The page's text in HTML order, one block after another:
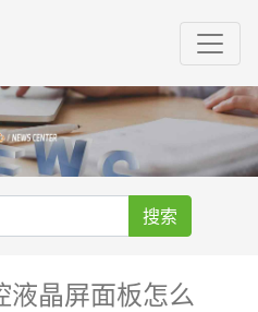
搜索
液晶屏面板怎么